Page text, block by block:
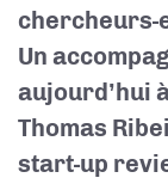
chercheurs-
Un
aujourd’hui
Thomas
start-up